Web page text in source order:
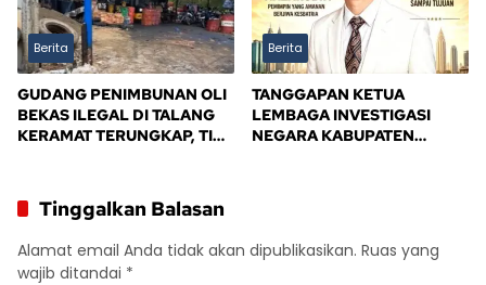
Berita
GUDANG PENIMBUNAN OLI
BEKAS ILEGAL DI TALANG
KERAMAT TERUNGKAP, TIM
TEGAS PEMERINTAH
BANYUASIN
Berita
TANGGAPAN KETUA
LEMBAGA INVESTIGASI
NEGARA KABUPATEN
Tinggalkan Balasan
Alamat email Anda tidak akan dipublikasikan. Ruas yang
wajib ditandai *